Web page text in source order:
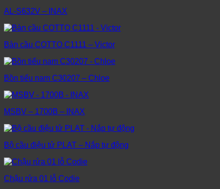
AL-S632V – INAX
Bàn cầu COTTO C1111 – Victor
Bồn tiểu nam C30207 – Chloe
MSBV – 1700B – INAX
Bộ cầu điệu tử PLAT – Nắp tự động
Chậu rửa 01 lỗ Codie